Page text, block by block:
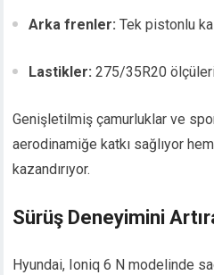
Arka frenler: Tek pistonlu
Lastikler: 275/35R20
Genişletilmiş çamurluklar ve
aerodinamiğe katkı sağlıyor
kazandırıyor.
Sürüş Deneyimini
Hyundai, Ioniq 6 N modelinde